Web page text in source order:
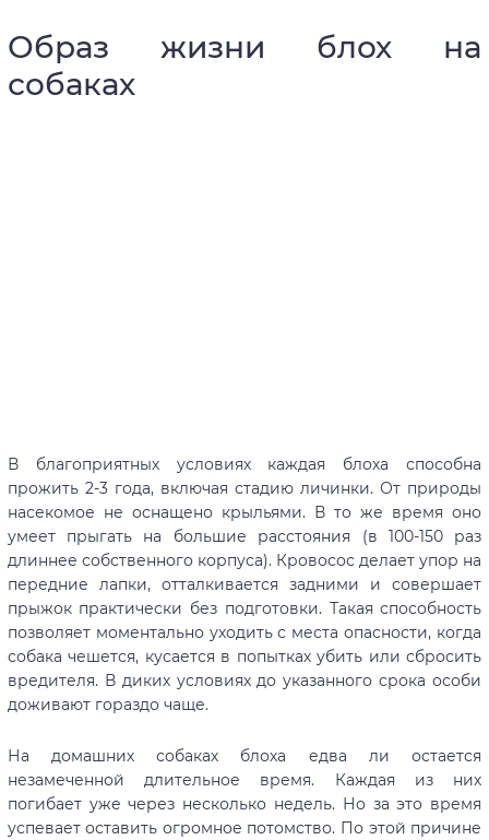
Образ жизни блох на
собаках
В благоприятных условиях каждая блоха способна
прожить 2-3 года, включая стадию личинки. От природы
насекомое не оснащено крыльями. В то же время оно
умеет прыгать на большие расстояния (в 100-150 раз
длиннее собственного корпуса). Кровосос делает упор на
передние лапки, отталкивается задними и совершает
прыжок практически без подготовки. Такая способность
позволяет моментально уходить с места опасности, когда
собака чешется, кусается в попытках убить или сбросить
вредителя. В диких условиях до указанного срока особи
доживают гораздо чаще.
На домашних собаках блоха едва ли остается
незамеченной длительное время. Каждая из них
погибает уже через несколько недель. Но за это время
успевает оставить огромное потомство. По этой причине